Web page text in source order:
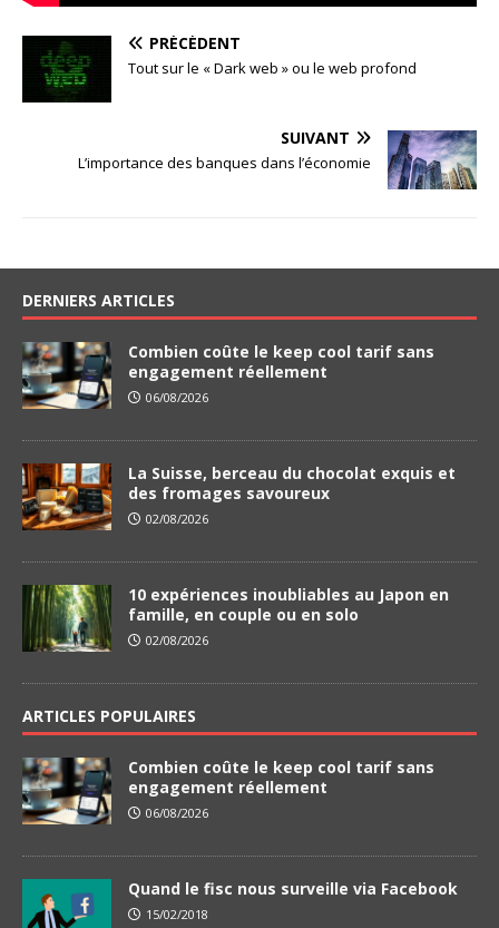
PRÉCÉDENT
Tout sur le « Dark web » ou le web profond
SUIVANT
L’importance des banques dans l’économie
DERNIERS ARTICLES
Combien coûte le keep cool tarif sans
engagement réellement
06/08/2026
La Suisse, berceau du chocolat exquis et
des fromages savoureux
02/08/2026
10 expériences inoubliables au Japon en
famille, en couple ou en solo
02/08/2026
ARTICLES POPULAIRES
Combien coûte le keep cool tarif sans
engagement réellement
06/08/2026
Quand le fisc nous surveille via Facebook
15/02/2018